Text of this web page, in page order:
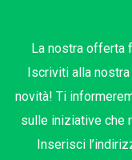
La nostra offerta
Iscriviti alla
novità! Ti
sulle iniziative che
Inserisci